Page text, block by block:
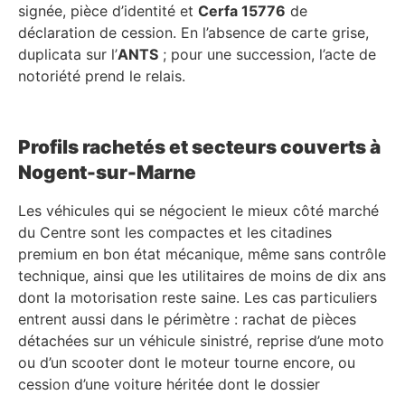
signée, pièce d’identité et Cerfa 15776 de
déclaration de cession. En l’absence de carte grise,
duplicata sur l’ANTS ; pour une succession, l’acte de
notoriété prend le relais.
Profils rachetés et secteurs couverts à
Nogent-sur-Marne
Les véhicules qui se négocient le mieux côté marché
du Centre sont les compactes et les citadines
premium en bon état mécanique, même sans contrôle
technique, ainsi que les utilitaires de moins de dix ans
dont la motorisation reste saine. Les cas particuliers
entrent aussi dans le périmètre : rachat de pièces
détachées sur un véhicule sinistré, reprise d’une moto
ou d’un scooter dont le moteur tourne encore, ou
cession d’une voiture héritée dont le dossier